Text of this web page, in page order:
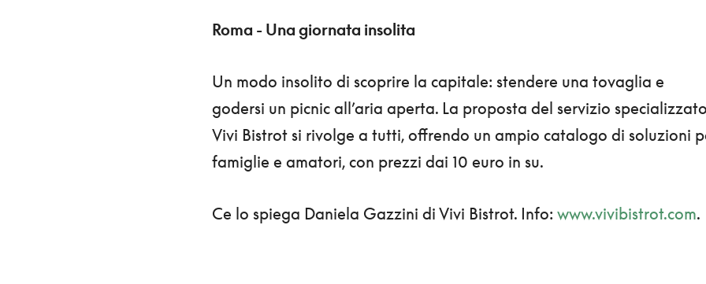
Roma - Una giornata insolita
Un modo insolito di scoprire la capitale: stendere una tovaglia e
godersi un picnic all’aria aperta. La proposta del servizio
Vivi Bistrot si rivolge a tutti, offrendo un ampio catalogo di soluzioni
famiglie e amatori, con prezzi dai 10 euro in su.
Ce lo spiega Daniela Gazzini di Vivi Bistrot. Info: www.vivibistrot.com.